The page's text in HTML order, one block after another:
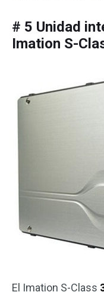
# 5 Unidad
Imation S-
El Imation S-Class